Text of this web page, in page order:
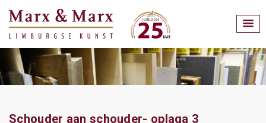
Schouder aan schouder- oplaga 3